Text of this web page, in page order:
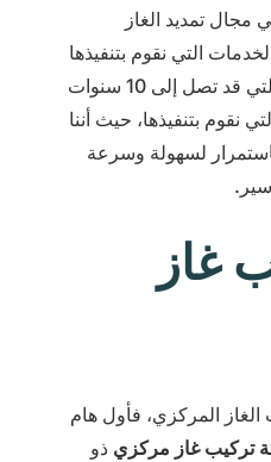
تمديد الغاز
التي نقوم بتنفيذها
من خلال شهادات الضمان التي قد تصل إلى 10 سنوات
نقوم بتنفيذها، حيث أننا
باستمرار لسهولة وسرعة
غاز
الغاز المركزي، فأول هام
تركيب غاز مركزي ذو